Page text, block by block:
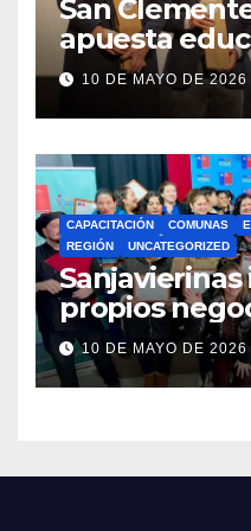
San
apuesta
lanzamiento
10 DE MAYO DE 2026
CAPACITACIÓN COMUNAS
REGIÓN
UNCATEGORIZED
propios
capacitarse
10 DE MAYO DE 2026